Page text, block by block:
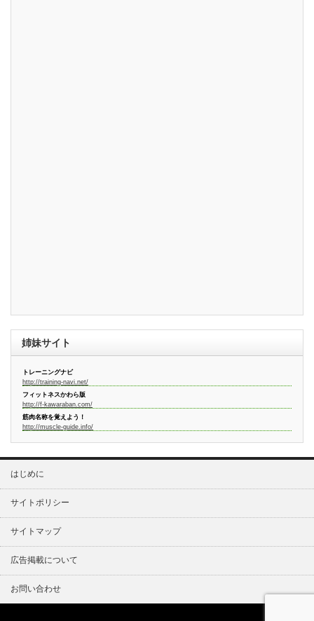
姉妹サイト
トレーニングナビ
http://training-navi.net/
フィットネスかわら版
http://f-kawaraban.com/
筋肉名称を覚えよう！
http://muscle-guide.info/
はじめに
サイトポリシー
サイトマップ
広告掲載について
お問い合わせ